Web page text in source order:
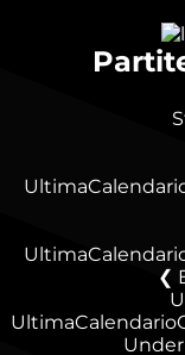
Ultima
Ultima
UltimaCalendario